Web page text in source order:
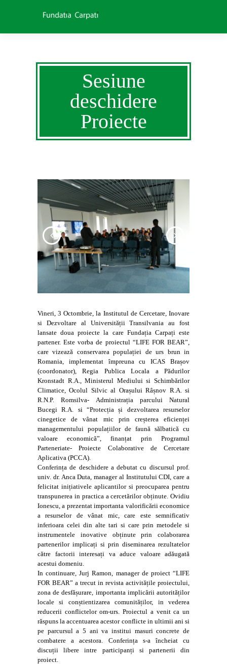
Sesiune
deschidere
Proiecte
Vineri, 3 Octombrie, la Institutul de Cercetare, Inovare
si Dezvoltare al Universității Transilvania au fost
lansate doua proiecte la care Fundația Carpați este
partener. Este vorba de proiectul “LIFE FOR BEAR”,
care vizează conservarea populației de urs brun in
Romania, implementat împreuna cu ICAS Brașov
(coordonator), Regia Publica Locala a Pădurilor
Kronstadt R.A., Ministerul Mediului si Schimbărilor
Climatice, Ocolul Silvic al Orașului Râșnov R.A. si
R.N.P. Romsilva- Administrația parcului Natural
Bucegi R.A. si “Protecția și dezvoltarea resurselor
cinegetice de vânat mic prin creșterea eficienței
managementului populațiilor de faună sălbatică cu
valoare economică”, finanțat prin Programul
Parteneriate- Proiecte Colaborative de Cercetare
Aplicativa (PCCA).
Conferința de deschidere a debutat cu discursul prof.
univ. dr. Anca Duta, manager al Institutului CDI, care a
felicitat inițiativele aplicantilor si preocuparea pentru
transpunerea in practica a cercetărilor obținute. Ovidiu
Ionescu, a prezentat importanta valorificării economice
a resurselor de vânat mic, care este semnificativ
inferioara celei din alte tari si care prin metodele si
instrumentele inovative obținute prin colaborarea
partenerilor implicați si prin diseminarea rezultatelor
către factorii interesați va aduce valoare adăugată
acestui domeniu.
In continuare, Jurj Ramon, manager de proiect “LIFE
FOR BEAR” a trecut in revista activitățile proiectului,
zona de desfășurare, importanta implicării autorităților
locale si conștientizarea comunităților, in vederea
reducerii conflictelor om-urs. Proiectul a venit ca un
răspuns la accentuarea acestor conflicte in ultimii ani si
pe parcursul a 5 ani va institui masuri concrete de
combatere a acestora. Conferința s-a încheiat cu
discuții libere intre participanți si partenerii din
proiect.